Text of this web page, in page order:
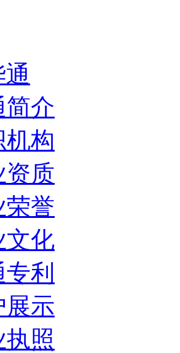
简介
构
资质
荣誉
文化
利
展示
照